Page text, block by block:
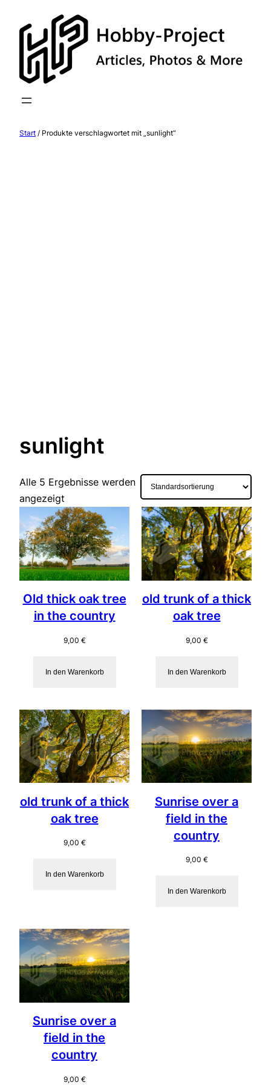
Inhalt
springen
Start / Produkte verschlagwortet mit „sunlight“
sunlight
Alle 5 Ergebnisse werden
angezeigt
Old thick oak tree
in the country
9,00 €
In den Warenkorb
old trunk of a thick
oak tree
9,00 €
In den Warenkorb
old trunk of a thick
oak tree
9,00 €
In den Warenkorb
Sunrise over a
field in the
country
9,00 €
In den Warenkorb
Sunrise over a
field in the
country
9,00 €